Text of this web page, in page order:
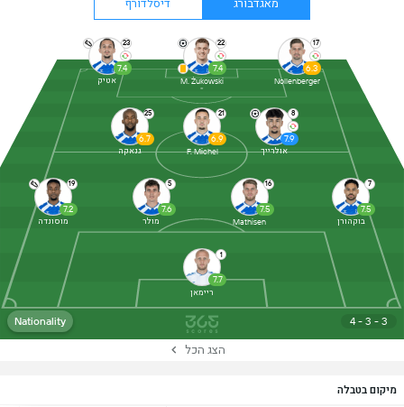
מיקום בטבלה
מאגדבורג דיסלדורף
4 - 3 - 3
Nationality
1
7.7
ריימאן
19
7.2
מוסונדה
5
7.6
מולר
16
7.5
Mathisen
7
7.5
בוקהורן
25
6.7
גנאקה
21
6.9
F. Michel
8
7.9
אולרייך
23
7.4
אטיק
22
7.4
M. Żukowski
17
6.3
Nollenberger
הצג הכל